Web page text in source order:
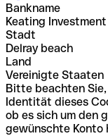
Bankname
Keating
Stadt
Delray beach
Land
Vereinigte Staaten
Bitte beachten
Identität dieses
ob es sich um den
gewünschte Konto